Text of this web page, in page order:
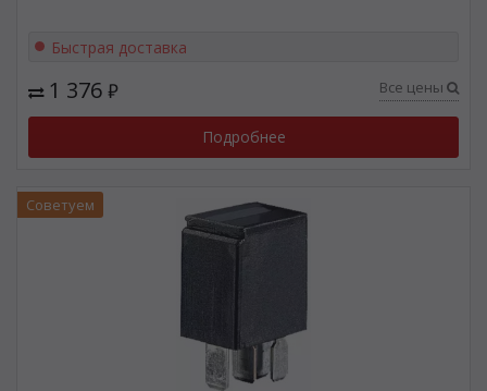
Быстрая доставка
1 376 ₽ Все цены
Подробнее
Советуем